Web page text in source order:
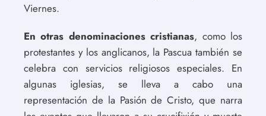
Viernes.
En otras denominaciones cristianas, como los
protestantes y los anglicanos, la Pascua también se
celebra con servicios religiosos especiales. En
algunas iglesias, se lleva a cabo una
representación de la Pasión de Cristo, que narra